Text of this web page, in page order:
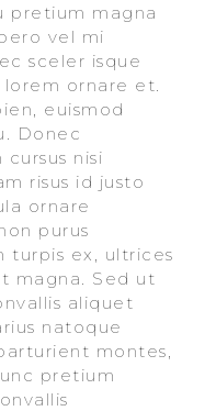
pretium magna
vel mi
sceler isque
ornare et.
euismod
Donec
nisi
risus id justo
ornare
purus
turpis ex, ultrices
magna. Sed ut
aliquet
natoque
montes,
pretium